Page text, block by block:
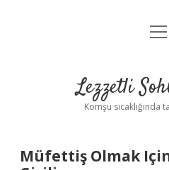
Yasal
Lezzetli
Komşu sıcaklığında
Müfettiş Olmak